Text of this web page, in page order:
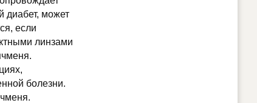
диабет, может
если
линзами
болезни.